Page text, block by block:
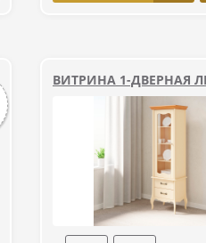
ВИТРИНА 1-ДВЕРНАЯ